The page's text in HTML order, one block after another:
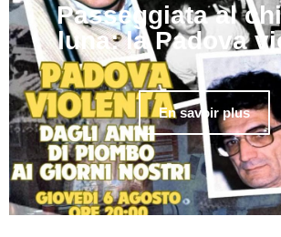
Passeggiata al
luna: la Padova
En savoir plus